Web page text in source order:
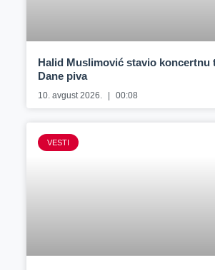
Halid Muslimović stavio koncertnu
Dane piva
10. avgust 2026. 00:08
VESTI